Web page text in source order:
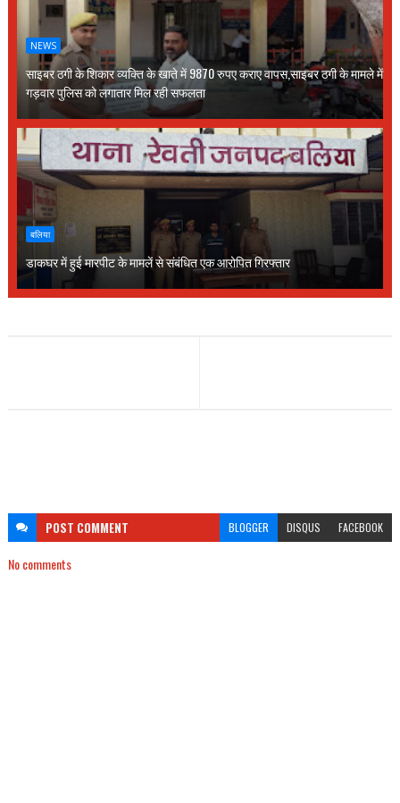
NEWS
साइबर ठगी के शिकार व्यक्ति के खाते में 9870 रुपए कराए वापस,साइबर ठगी के मामले में
गड़वार पुलिस को लगातार मिल रही सफलता
बलिया
डाकघर में हुई मारपीट के मामलें से संबंधित एक आरोपित गिरफ्तार
POST COMMENT BLOGGER DISQUS FACEBOOK
No comments